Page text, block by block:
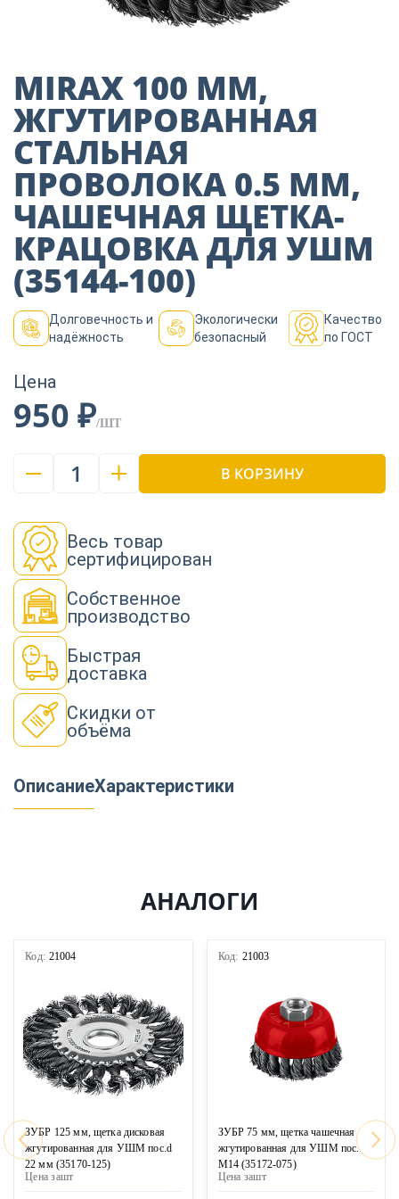
Пиломатериалы
Декор
Изоляция
Инструменты
Продукция из
дерева
MIRAX 100 ММ,
ЖГУТИРОВАННАЯ
СТАЛЬНАЯ
ПРОВОЛОКА 0.5 ММ,
ЧАШЕЧНАЯ ЩЕТКА-
КРАЦОВКА ДЛЯ УШМ
(35144-100)
Долговечность и
надёжность
Экологически
безопасный
Качество
по ГОСТ
Цена
950 ₽/ШТ
1 В КОРЗИНУ
Весь товар
сертифицирован
Собственное
производство
Быстрая
доставка
Скидки от
объёма
ОписаниеХарактеристики
АНАЛОГИ
Код: 21004
ЗУБР 125 мм, щетка дисковая
жгутированная для УШМ пос.d
22 мм (35170-125)
Цена зашт
Код: 21003
ЗУБР 75 мм, щетка чашечная
жгутированная для УШМ пос.
М14 (35172-075)
Цена зашт